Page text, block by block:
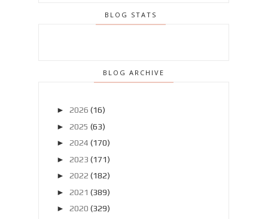
BLOG STATS
BLOG ARCHIVE
► 2026 (16)
► 2025 (63)
► 2024 (170)
► 2023 (171)
► 2022 (182)
► 2021 (389)
► 2020 (329)